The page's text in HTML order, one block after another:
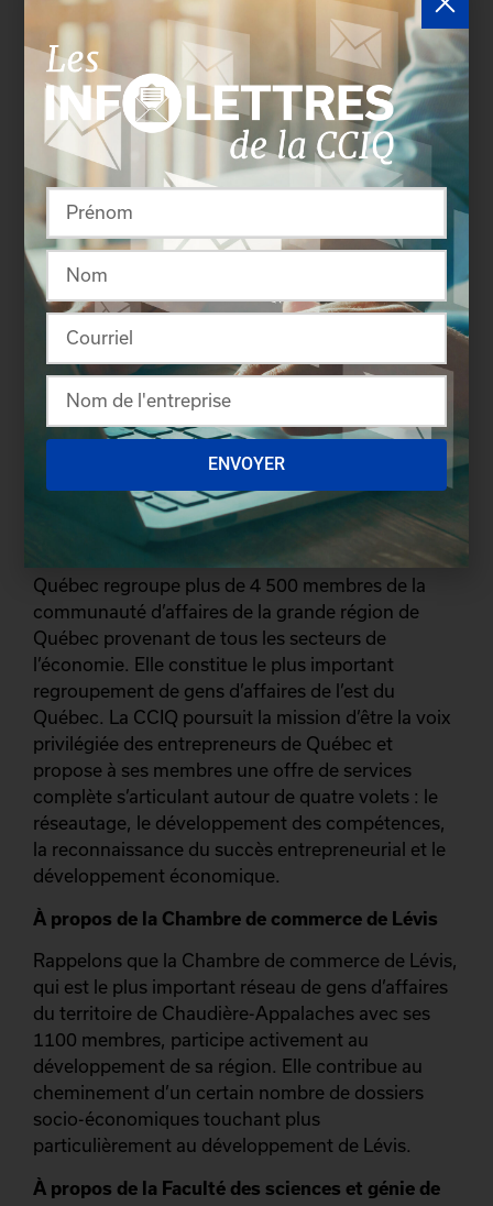
économique, de Jean-Pierre Lessard, économiste
et associé cofondateur chez Aviseo Conseil et de
Stéphane Thériault, VP exécutif et directeur
général de la Chambre de commerce de Lévis.
En fin de journée, une plénière récapitulative
permettra de résumer les réflexions de la journée.
Les actions concrètes qui seront mises en place à
la suite de ce forum seront également annoncées
à ce moment.
Un résumé de la programmation est disponible au
www.cciquebec.ca/pontquebec.
Les médias sont invités à venir découvrir les
réflexions et les pistes de solution qui émergeront
de ce forum pour assurer l’avenir du pont de
Québec, le 8 novembre prochain au Centre des
congrès de Québec.
À propos de la Chambre de commerce et
d’industrie de Québec
La Chambre de commerce et d’industrie de
Québec regroupe plus de 4 500 membres de la
communauté d’affaires de la grande région de
Québec provenant de tous les secteurs de
l’économie. Elle constitue le plus important
regroupement de gens d’affaires de l’est du
Québec. La CCIQ poursuit la mission d’être la voix
privilégiée des entrepreneurs de Québec et
propose à ses membres une offre de services
complète s’articulant autour de quatre volets : le
réseautage, le développement des compétences,
la reconnaissance du succès entrepreneurial et le
développement économique.
À propos de la Chambre de commerce de Lévis
Rappelons que la Chambre de commerce de Lévis,
qui est le plus important réseau de gens d’affaires
du territoire de Chaudière-Appalaches avec ses
1100 membres, participe activement au
développement de sa région. Elle contribue au
cheminement d’un certain nombre de dossiers
socio-économiques touchant plus
particulièrement au développement de Lévis.
À propos de la Faculté des sciences et génie de
ENVOYER